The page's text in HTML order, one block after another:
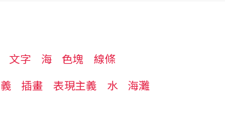
文字 海 色塊 線條
插畫 表現主義 水 海灘